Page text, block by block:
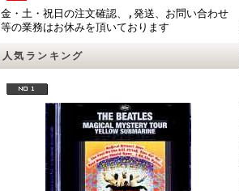
金・土・祝日の注文確認、,発送、お問い合わせ
等の業務はお休みを頂いております
人気ランキング